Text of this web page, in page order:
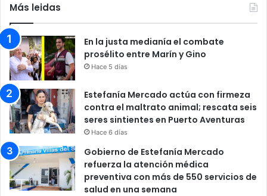
Más leidas
En la justa medianía el combate
prosélito entre Marín y Gino
Hace 5 días
Estefanía Mercado actúa con firmeza
contra el maltrato animal; rescata seis
seres sintientes en Puerto Aventuras
Hace 6 días
Gobierno de Estefanía Mercado
refuerza la atención médica
preventiva con más de 550 servicios de
salud en una semana